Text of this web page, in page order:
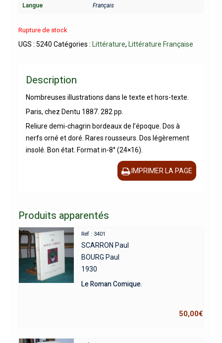
Langue Français
Rupture de stock
UGS : 5240 Catégories : Littérature, Littérature Française
Description
Nombreuses illustrations dans le texte et hors-texte.
Paris, chez Dentu 1887. 282 pp.
Reliure demi-chagrin bordeaux de l’époque. Dos à
nerfs orné et doré. Rares rousseurs. Dos légèrement
insolé. Bon état. Format in-8° (24×16).
IMPRIMER LA PAGE
Produits apparentés
Réf : 3401
SCARRON Paul
BOURG Paul
1930
Le Roman Comique.
50,00€